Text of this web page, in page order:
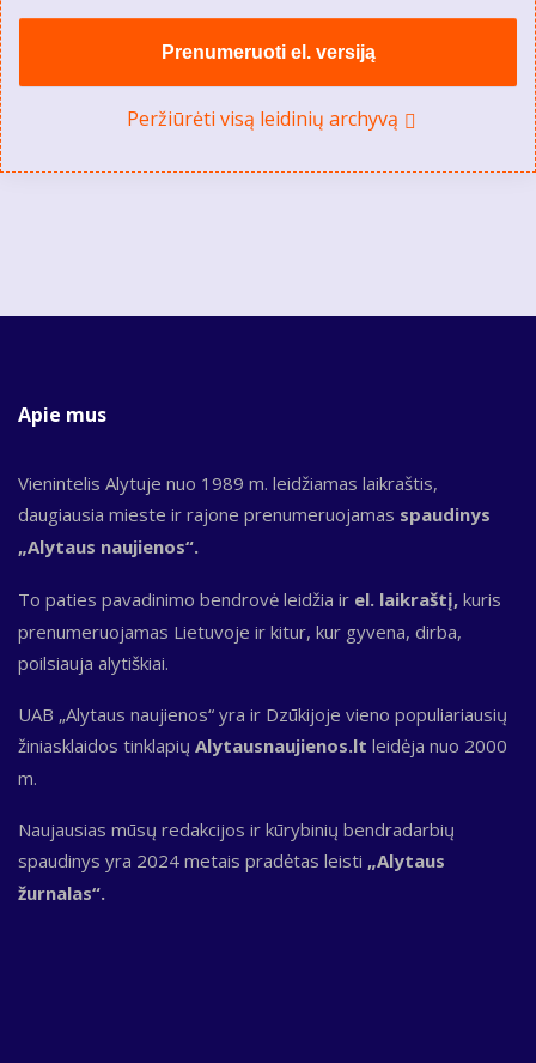
Prenumeruoti el. versiją
Peržiūrėti visą leidinių archyvą
Apie mus
Vienintelis Alytuje nuo 1989 m. leidžiamas laikraštis,
daugiausia mieste ir rajone prenumeruojamas spaudinys
„Alytaus naujienos“.
To paties pavadinimo bendrovė leidžia ir el. laikraštį, kuris
prenumeruojamas Lietuvoje ir kitur, kur gyvena, dirba,
poilsiauja alytiškiai.
UAB „Alytaus naujienos“ yra ir Dzūkijoje vieno populiariausių
žiniasklaidos tinklapių Alytausnaujienos.lt leidėja nuo 2000
m.
Naujausias mūsų redakcijos ir kūrybinių bendradarbių
spaudinys yra 2024 metais pradėtas leisti „Alytaus
žurnalas“.